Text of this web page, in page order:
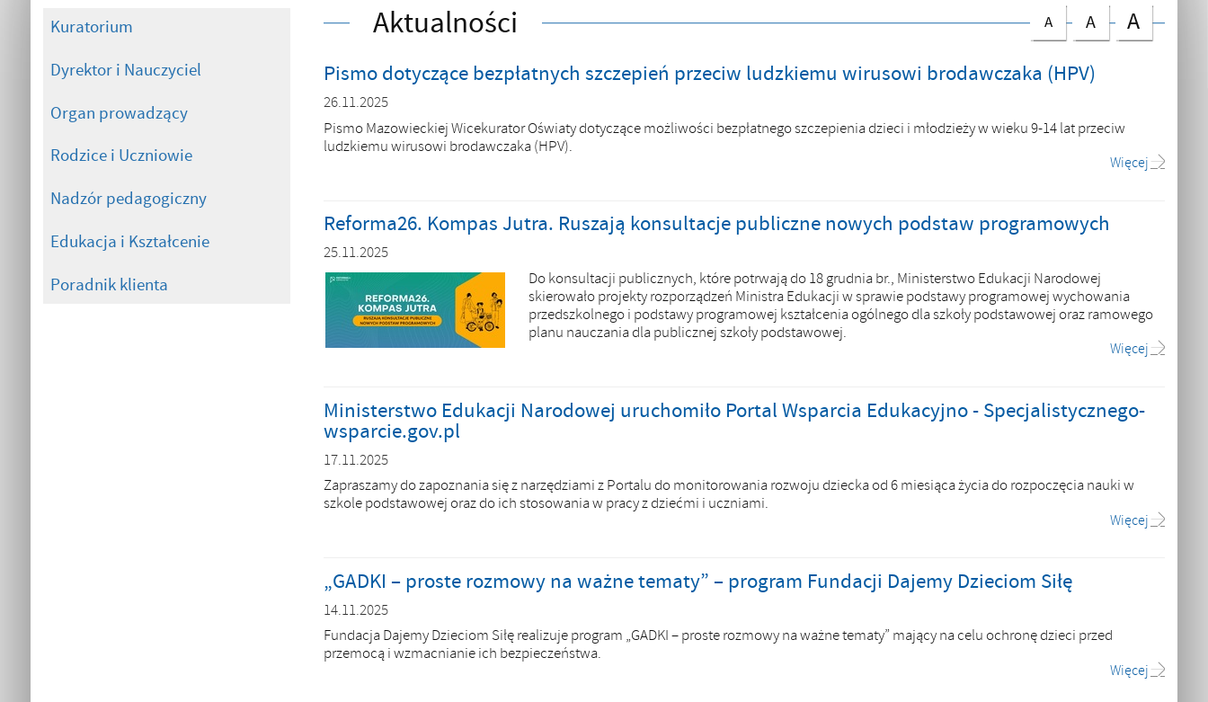
Kuratorium
Dyrektor i Nauczyciel
Organ prowadzący
Rodzice i Uczniowie
Nadzór pedagogiczny
Edukacja i Kształcenie
Poradnik klienta
Aktualności A A A
Pismo dotyczące bezpłatnych szczepień przeciw ludzkiemu wirusowi brodawczaka (HPV)
26.11.2025
Pismo Mazowieckiej Wicekurator Oświaty dotyczące możliwości bezpłatnego szczepienia dzieci i młodzieży w wieku 9-14 lat przeciw
ludzkiemu wirusowi brodawczaka (HPV).
Więcej
Reforma26. Kompas Jutra. Ruszają konsultacje publiczne nowych podstaw programowych
25.11.2025
Do konsultacji publicznych, które potrwają do 18 grudnia br., Ministerstwo Edukacji Narodowej
skierowało projekty rozporządzeń Ministra Edukacji w sprawie podstawy programowej wychowania
przedszkolnego i podstawy programowej kształcenia ogólnego dla szkoły podstawowej oraz ramowego
planu nauczania dla publicznej szkoły podstawowej.
Więcej
Ministerstwo Edukacji Narodowej uruchomiło Portal Wsparcia Edukacyjno - Specjalistycznego-
wsparcie.gov.pl
17.11.2025
Zapraszamy do zapoznania się z narzędziami z Portalu do monitorowania rozwoju dziecka od 6 miesiąca życia do rozpoczęcia nauki w
szkole podstawowej oraz do ich stosowania w pracy z dziećmi i uczniami.
Więcej
„GADKI – proste rozmowy na ważne tematy” – program Fundacji Dajemy Dzieciom Siłę
14.11.2025
Fundacja Dajemy Dzieciom Siłę realizuje program „GADKI – proste rozmowy na ważne tematy” mający na celu ochronę dzieci przed
przemocą i wzmacnianie ich bezpieczeństwa.
Więcej